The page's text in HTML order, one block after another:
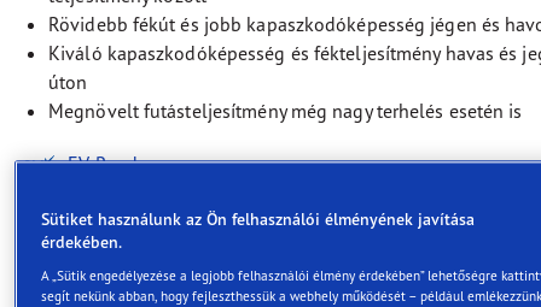
Rövidebb fékút és jobb kapaszkodóképesség jégen és
Kiváló kapaszkodóképesség és fékteljesítmény havas és
úton
Megnövelt futásteljesítmény még nagy terhelés esetén is
EV-Ready
Havas tapadás
Sütiket használunk az Ön felhasználói élményének javítása
érdekében.
A „Sütik engedélyezése a legjobb felhasználói élmény érdekében” lehetőségre
segít nekünk abban, hogy fejleszthessük a webhely működését – például